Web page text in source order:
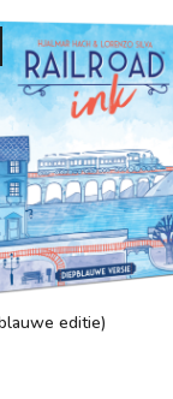
editie)